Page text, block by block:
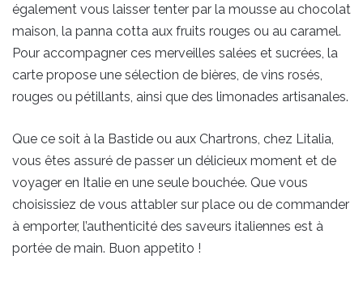
également vous laisser tenter par la mousse au chocolat
maison, la panna cotta aux fruits rouges ou au caramel.
Pour accompagner ces merveilles salées et sucrées, la
carte propose une sélection de bières, de vins rosés,
rouges ou pétillants, ainsi que des limonades artisanales.
Que ce soit à la Bastide ou aux Chartrons, chez Litalia,
vous êtes assuré de passer un délicieux moment et de
voyager en Italie en une seule bouchée. Que vous
choisissiez de vous attabler sur place ou de commander
à emporter, l’authenticité des saveurs italiennes est à
portée de main. Buon appetito !